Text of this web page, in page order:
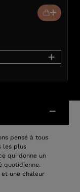
pensé à tous
les plus
qui donne un
quotidienne.
une chaleur